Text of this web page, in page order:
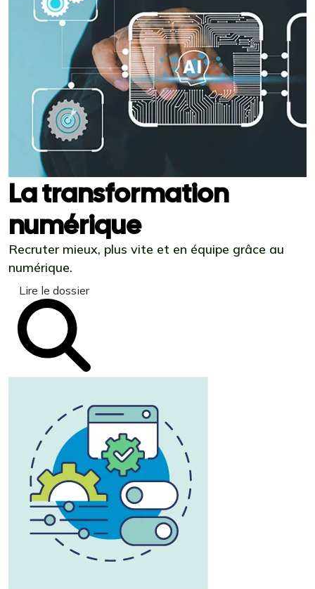
La transformation
numérique
Recruter mieux, plus vite et en équipe grâce au
numérique.
Lire le dossier